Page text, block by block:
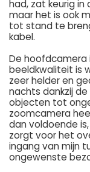
had, zat keurig in
maar het is ook
tot stand te
kabel.
De hoofdcamera
beeldkwaliteit is
zeer helder en
nachts dankzij
objecten tot
zoomcamera
dan voldoende
zorgt voor het
ingang van mijn
ongewenste